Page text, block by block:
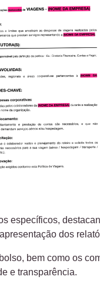
específicos,
dos
bem como os
e transparência.